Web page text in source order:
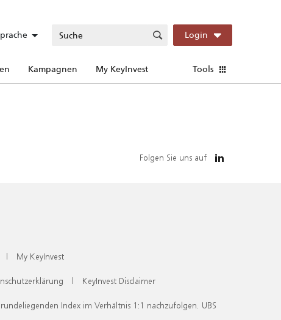
Login
Kampagnen My KeyInvest Tools
Folgen Sie uns auf
| My KeyInvest
| KeyInvest Disclaimer
Index im Verhältnis 1:1 nachzufolgen. UBS